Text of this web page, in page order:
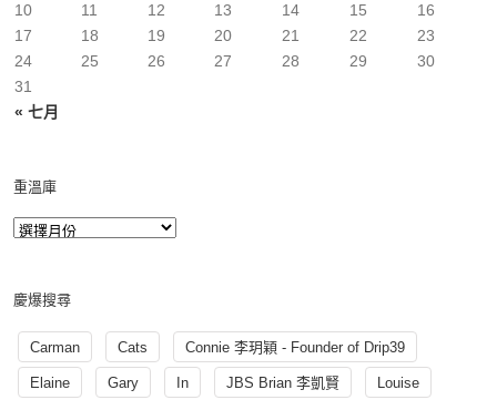
« 七月
10
11 12 13 14 15
16
17
18 19 20 21 22
23
24
25 26 27 28 29
30
31
重溫庫
慶爆搜尋
Carman Cats Connie 李玥穎 - Founder of Drip39
Elaine Gary In JBS Brian 李凱賢 Louise